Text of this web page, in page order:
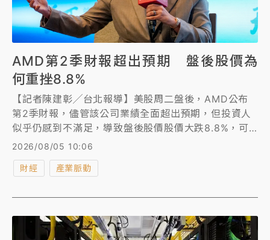
AMD第2季財報超出預期 盤後股價為
何重挫8.8%
【記者陳建彰╱台北報導】美股周二盤後，AMD公布
第2季財報，儘管該公司業績全面超出預期，但投資人
似乎仍感到不滿足，導致盤後股價股價大跌8.8%，可
能因為公司資本支出規模遠超過市場預期，或是第3季
展望未達到激進投資人的預期有關。
2026/08/05 10:06
財經 產業脈動